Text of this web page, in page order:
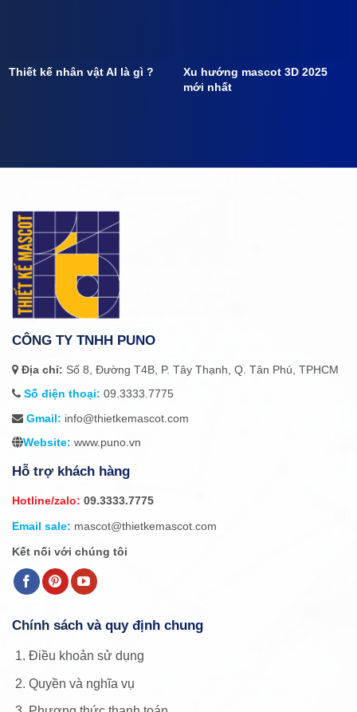
Thiết kế nhân vật AI là gì ?
Xu hướng mascot 3D 2025
mới nhất
CÔNG TY TNHH PUNO
Địa chỉ: Số 8, Đường T4B, P. Tây Thạnh, Q. Tân Phú, TPHCM
Số điện thoại: 09.3333.7775
Gmail: info@thietkemascot.com
Website: www.puno.vn
Hỗ trợ khách hàng
Hotline/zalo: 09.3333.7775
Email sale: mascot@thietkemascot.com
Kết nối với chúng tôi
Chính sách và quy định chung
Điều khoản sử dụng
Quyền và nghĩa vụ